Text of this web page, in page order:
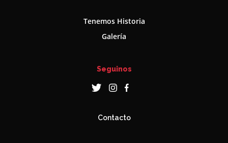
Tenemos Historia
Galería
Seguinos
Contacto